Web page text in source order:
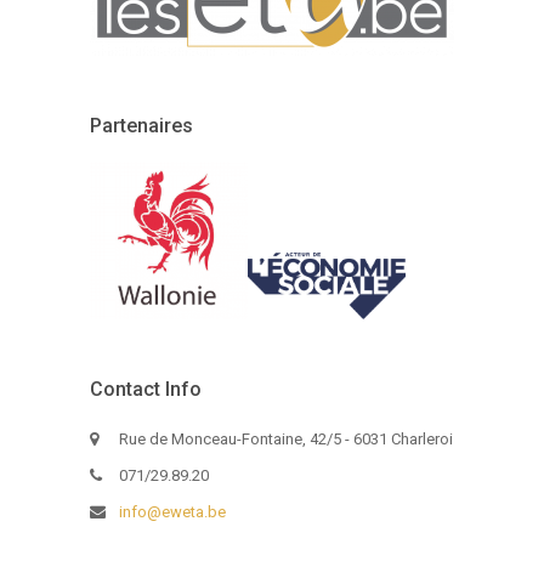
Partenaires
Contact Info
Rue de Monceau-Fontaine, 42/5 - 6031 Charleroi
071/29.89.20
info@eweta.be